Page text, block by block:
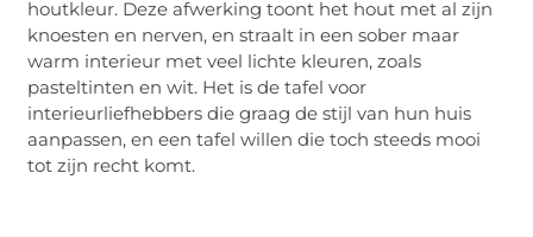
houtkleur. Deze afwerking toont het hout met al zijn
knoesten en nerven, en straalt in een sober maar
warm interieur met veel lichte kleuren, zoals
pasteltinten en wit. Het is de tafel voor
interieurliefhebbers die graag de stijl van hun huis
aanpassen, en een tafel willen die toch steeds mooi
tot zijn recht komt.